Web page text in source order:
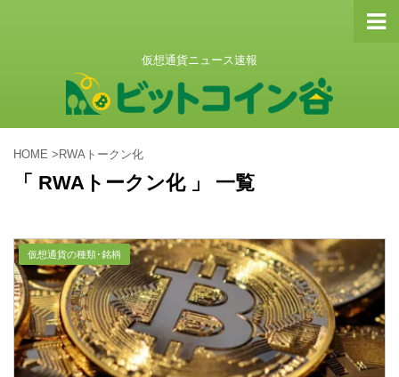
仮想通貨ニュース速報
HOME > RWAトークン化
「 RWAトークン化 」 一覧
仮想通貨の種類･銘柄